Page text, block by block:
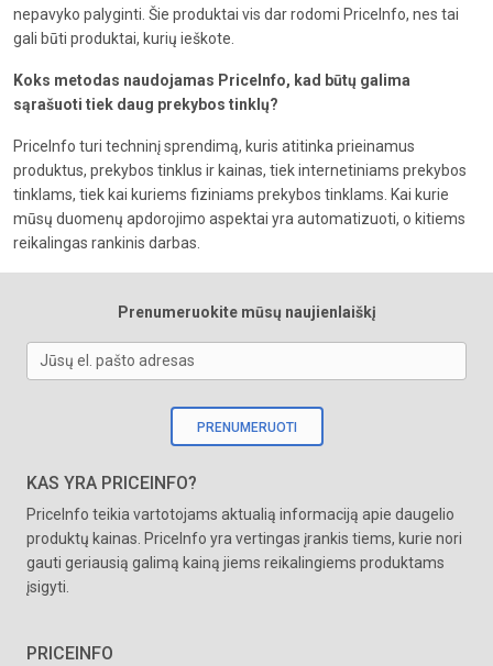
nepavyko palyginti. Šie produktai vis dar rodomi PriceInfo, nes tai
gali būti produktai, kurių ieškote.
Koks metodas naudojamas PriceInfo, kad būtų galima
sąrašuoti tiek daug prekybos tinklų?
PriceInfo turi techninį sprendimą, kuris atitinka prieinamus
produktus, prekybos tinklus ir kainas, tiek internetiniams prekybos
tinklams, tiek kai kuriems fiziniams prekybos tinklams. Kai kurie
mūsų duomenų apdorojimo aspektai yra automatizuoti, o kitiems
reikalingas rankinis darbas.
Prenumeruokite mūsų naujienlaiškį
Jūsų el. pašto adresas
PRENUMERUOTI
KAS YRA PRICEINFO?
PriceInfo teikia vartotojams aktualią informaciją apie daugelio
produktų kainas. PriceInfo yra vertingas įrankis tiems, kurie nori
gauti geriausią galimą kainą jiems reikalingiems produktams
įsigyti.
PRICEINFO